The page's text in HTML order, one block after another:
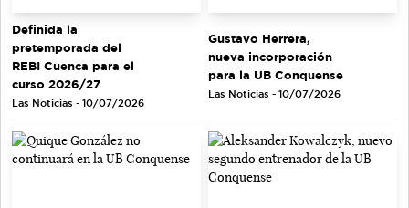
Definida la
pretemporada del
REBI Cuenca para el
curso 2026/27
Las Noticias - 10/07/2026
Gustavo Herrera,
nueva incorporación
para la UB Conquense
Las Noticias - 10/07/2026